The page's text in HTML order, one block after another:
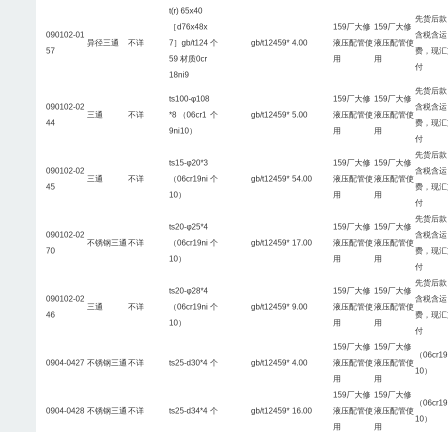
090102-01
57
异径三通 不详
t(r) 65x40
［d76x48x
7］gb/t124
59 材质0cr
18ni9
个 gb/t12459* 4.00
159厂大修
液压配管使
用
159厂大修
液压配管使
用
先货后款
含税含运
费，现
付
090102-02
44
三通 不详
ts100-φ108
*8 （06cr1
9ni10）
个 gb/t12459* 5.00
159厂大修
液压配管使
用
159厂大修
液压配管使
用
先货后款
含税含运
费，现
付
090102-02
45
三通 不详
ts15-φ20*3
（06cr19ni
10）
个 gb/t12459* 54.00
159厂大修
液压配管使
用
159厂大修
液压配管使
用
先货后款
含税含运
费，现
付
090102-02
70
不锈钢三通 不详
ts20-φ25*4
（06cr19ni
10）
个 gb/t12459* 17.00
159厂大修
液压配管使
用
159厂大修
液压配管使
用
先货后款
含税含运
费，现
付
090102-02
46
三通 不详
ts20-φ28*4
（06cr19ni
10）
个 gb/t12459* 9.00
159厂大修
液压配管使
用
159厂大修
液压配管使
用
先货后款
含税含运
费，现
付
0904-0427 不锈钢三通 不详 ts25-d30*4 个 gb/t12459* 4.00
159厂大修
液压配管使
用
159厂大修
液压配管使
用
（
10）
0904-0428 不锈钢三通 不详 ts25-d34*4 个 gb/t12459* 16.00
159厂大修
液压配管使
用
159厂大修
液压配管使
用
（
10）